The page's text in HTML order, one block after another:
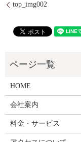
top_img002
HOME
会社案内
料金・サービス